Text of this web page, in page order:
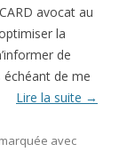
avocat au
la
de
de me
Lire la suite →
avec